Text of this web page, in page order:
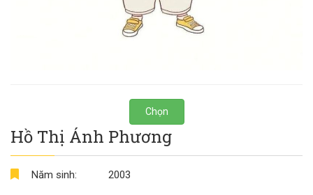
Chọn
Hồ Thị Ánh Phương
Năm sinh: 2003